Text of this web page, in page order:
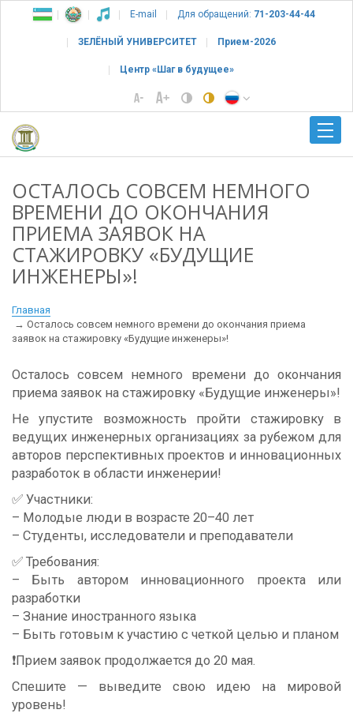
E-mail Для обращений: 71-203-44-44
ЗЕЛЁНЫЙ УНИВЕРСИТЕТ Прием-2026
Центр «Шаг в будущее»
ОСТАЛОСЬ СОВСЕМ НЕМНОГО
ВРЕМЕНИ ДО ОКОНЧАНИЯ
ПРИЕМА ЗАЯВОК НА
СТАЖИРОВКУ «БУДУЩИЕ
ИНЖЕНЕРЫ»!
Главная
Осталось совсем немного времени до окончания приема
заявок на стажировку «Будущие инженеры»!
Осталось совсем немного времени до окончания
приема заявок на стажировку «Будущие инженеры»!
Не упустите возможность пройти стажировку в
ведущих инженерных организациях за рубежом для
авторов перспективных проектов и инновационных
разработок в области инженерии!
✅ Участники:
– Молодые люди в возрасте 20–40 лет
– Студенты, исследователи и преподаватели
✅ Требования:
– Быть автором инновационного проекта или
разработки
– Знание иностранного языка
– Быть готовым к участию с четкой целью и планом
❗️Прием заявок продолжается до 20 мая.
Спешите — выведите свою идею на мировой
уровень!